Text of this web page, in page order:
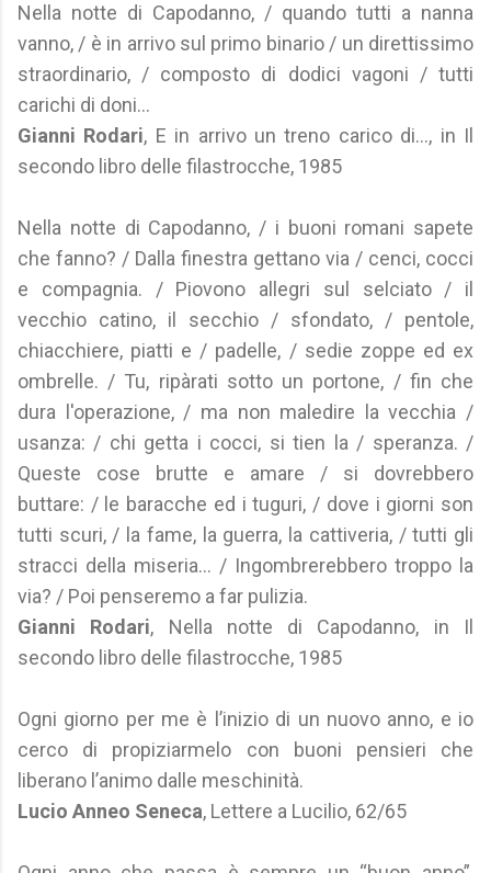
Nella notte di Capodanno, / quando tutti a nanna
vanno, / è in arrivo sul primo binario / un direttissimo
straordinario, / composto di dodici vagoni / tutti
carichi di doni...
Gianni Rodari, E in arrivo un treno carico di..., in Il
secondo libro delle filastrocche, 1985
Nella notte di Capodanno, / i buoni romani sapete
che fanno? / Dalla finestra gettano via / cenci, cocci
e compagnia. / Piovono allegri sul selciato / il
vecchio catino, il secchio / sfondato, / pentole,
chiacchiere, piatti e / padelle, / sedie zoppe ed ex
ombrelle. / Tu, ripàrati sotto un portone, / fin che
dura l'operazione, / ma non maledire la vecchia /
usanza: / chi getta i cocci, si tien la / speranza. /
Queste cose brutte e amare / si dovrebbero
buttare: / le baracche ed i tuguri, / dove i giorni son
tutti scuri, / la fame, la guerra, la cattiveria, / tutti gli
stracci della miseria... / Ingombrerebbero troppo la
via? / Poi penseremo a far pulizia.
Gianni Rodari, Nella notte di Capodanno, in Il
secondo libro delle filastrocche, 1985
Ogni giorno per me è l’inizio di un nuovo anno, e io
cerco di propiziarmelo con buoni pensieri che
liberano l’animo dalle meschinità.
Lucio Anneo Seneca, Lettere a Lucilio, 62/65